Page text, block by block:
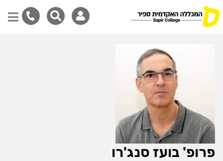
פרופ' בועז סנג'רו